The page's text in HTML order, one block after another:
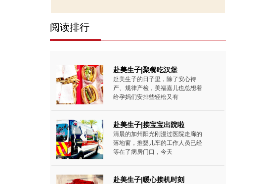
阅读排行
赴美生子|聚餐吃汉堡
赴美生子的日子里，除了安心待
产、规律产检，美福嘉儿也总想着
给孕妈们安排些轻松又有
赴美生子|接宝宝出院啦
清晨的加州阳光刚漫过医院走廊的
落地窗，推婴儿车的工作人员已经
等在了病房门口，今天
赴美生子|暖心接机时刻